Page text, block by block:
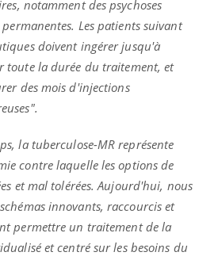
notamment des psychoses
Les patients suivant
doivent ingérer jusqu'à
toute la durée du traitement, et
des mois d'injections
la tuberculose-MR représente
contre laquelle les options de
et mal tolérées. Aujourd'hui, nous
innovants, raccourcis et
permettre un traitement de la
et centré sur les besoins du